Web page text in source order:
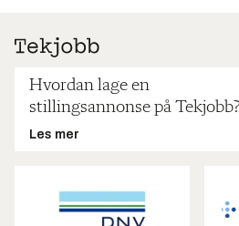
Hvordan lage en
stillingsannonse på Tekjobb?
Les mer